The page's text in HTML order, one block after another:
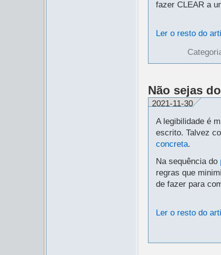
fazer CLEAR a
Ler o resto do
Não sejas
2021-11-30
A legibilidade é
escrito. Talvez
concreta.
Na sequência do
regras que
de fazer para
Ler o resto do